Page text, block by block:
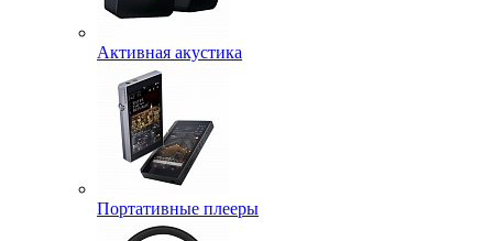
Активная акустика
Портативные плееры